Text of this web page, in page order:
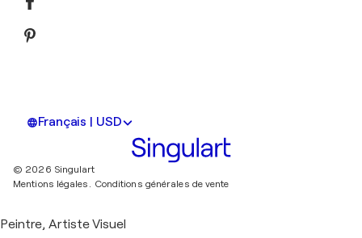
Français | USD
© 2026 Singulart
Mentions légales. Conditions générales de vente
Peintre, Artiste Visuel